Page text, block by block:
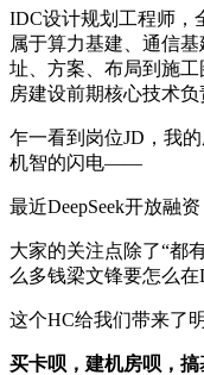
IDC设计规划工程师，
属于算力基建、通信
址、方案、布局到施
房建设前期核心技术负
乍一看到岗位JD，我
机智的闪电——
最近DeepSeek开放融
大家的关注点除了“都
么多钱梁文锋要怎么在
这个HC给我们带来了
买卡呗，建机房呗，搞